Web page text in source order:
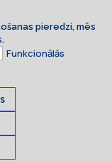
pieredzi, mēs
Funkcionālās